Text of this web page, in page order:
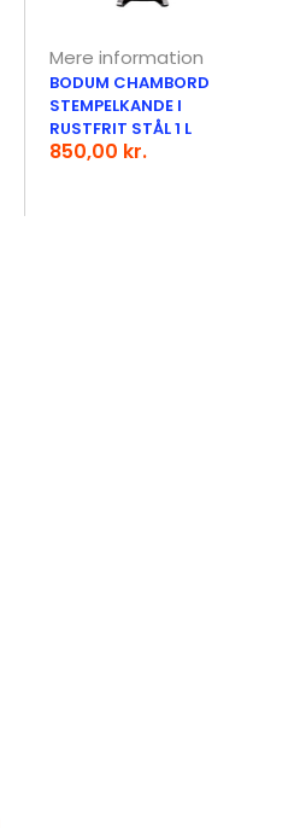
Mere information
BODUM CHAMBORD
STEMPELKANDE I
RUSTFRIT STÅL 1 L
850,00 kr.